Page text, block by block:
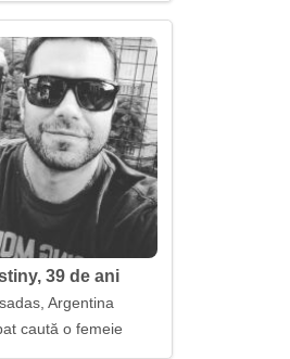
39 de ani
Argentina
caută o femeie